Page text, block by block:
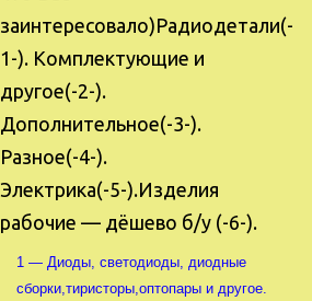
заинтересовало)Радиодетали(-
1-). Комплектующие и
другое(-2-).
Дополнительное(-3-).
Разное(-4-).
Электрика(-5-).Изделия
рабочие — дёшево б/у (-6-).
1 — Диоды, светодиоды, диодные
сборки,тиристоры,оптопары и другое.